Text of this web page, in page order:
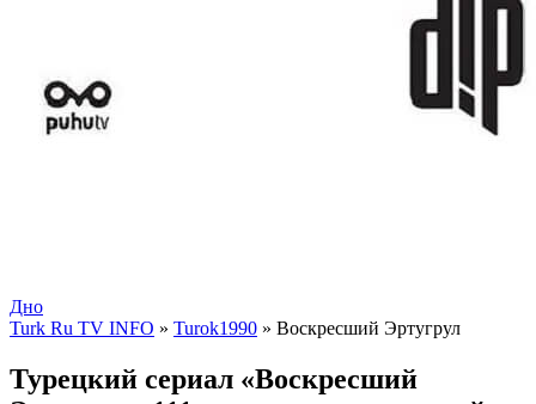
Дно
Turk Ru TV INFO » Turok1990 » Воскресший Эртугрул
Турецкий сериал «Воскресший